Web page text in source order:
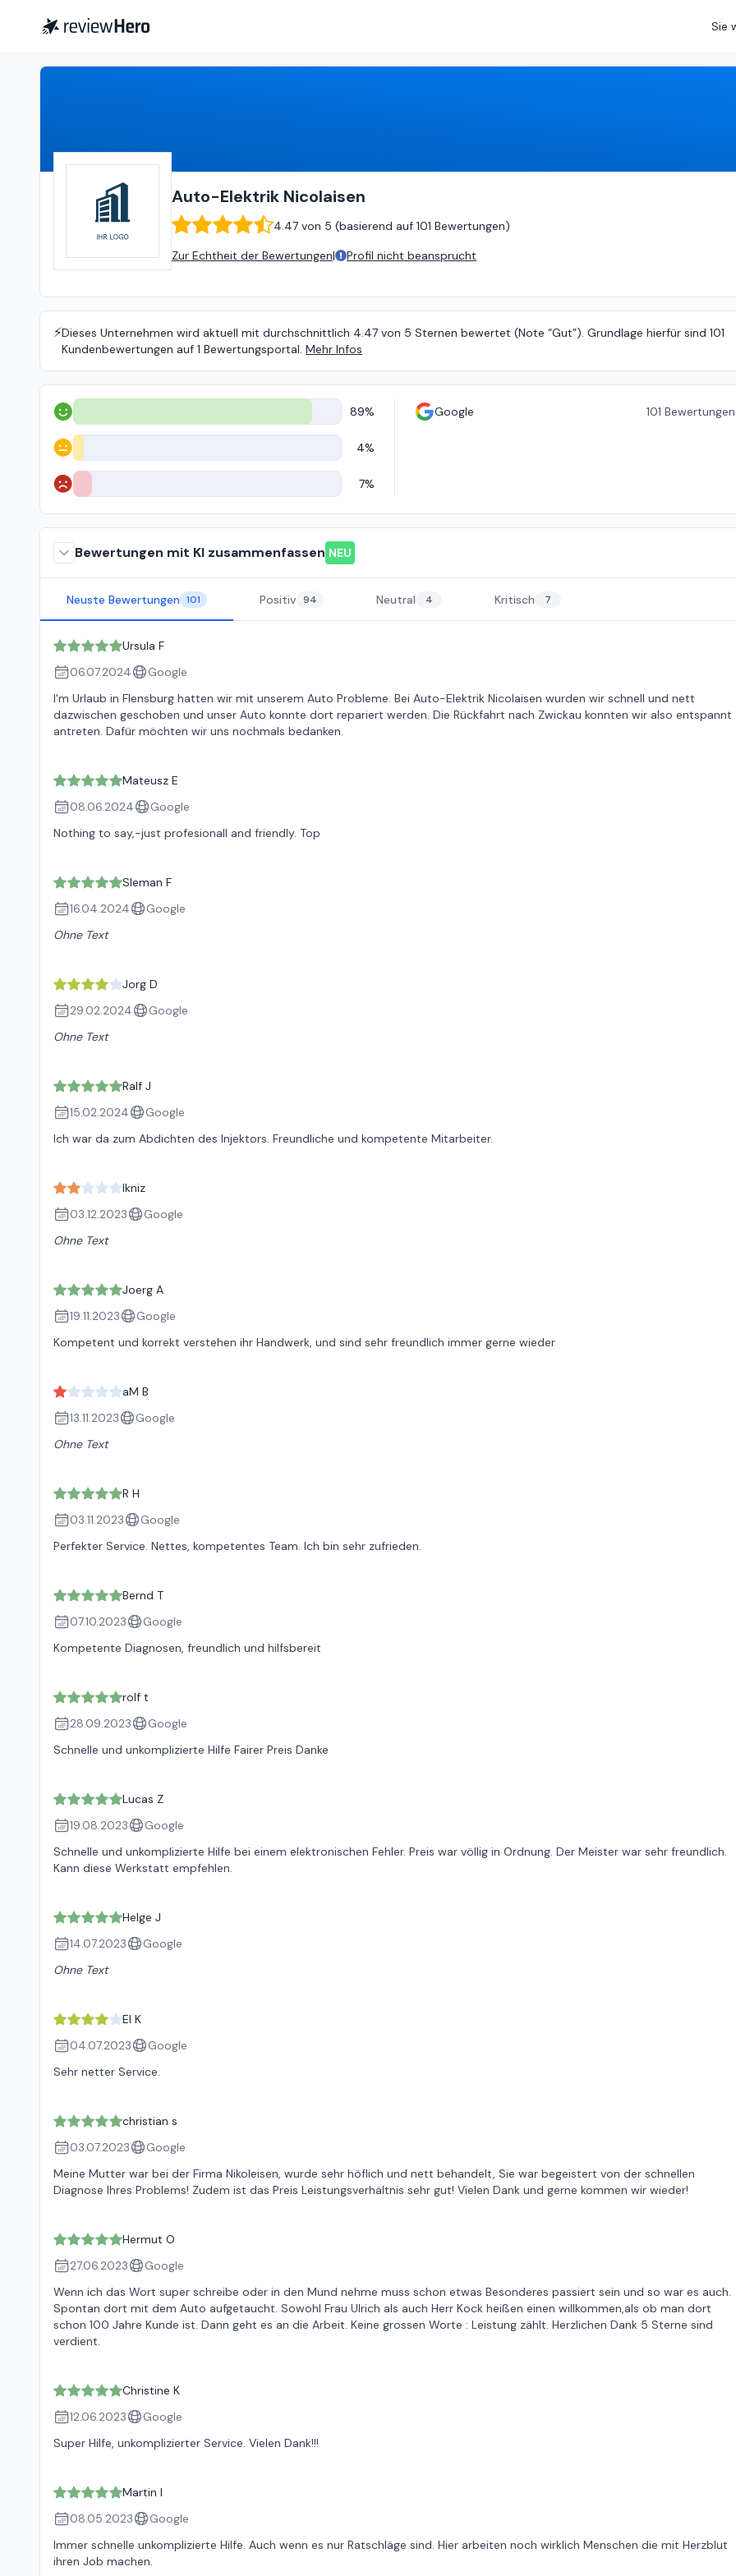
Sie
Auto-Elektrik Nicolaisen
4.47 von 5 (basierend auf 101 Bewertungen)
Zur Echtheit der Bewertungen| Profil nicht beansprucht
⚡️Dieses Unternehmen wird aktuell mit durchschnittlich 4.47 von 5 Sternen bewertet (Note “Gut”). Grundlage hierfür sind 101
Kundenbewertungen auf 1 Bewertungsportal. Mehr Infos
Positiv 89%
Neutral 4%
Negativ 7%
Google 101 Bewertungen
Bewertungen mit KI zusammenfassen NEU
Neuste Bewertungen 101 Positiv 94 Neutral 4 Kritisch 7
Ursula F
06.07.2024
Google
I'm Urlaub in Flensburg hatten wir mit unserem Auto Probleme. Bei Auto-Elektrik Nicolaisen wurden wir schnell und nett
dazwischen geschoben und unser Auto konnte dort repariert werden. Die Rückfahrt nach Zwickau konnten wir also entspannt
antreten. Dafür möchten wir uns nochmals bedanken.
Mateusz E
08.06.2024
Google
Nothing to say,-just profesionall and friendly. Top
Sleman F
16.04.2024
Google
Ohne Text
Jorg D
29.02.2024
Google
Ohne Text
Ralf J
15.02.2024
Google
Ich war da zum Abdichten des Injektors. Freundliche und kompetente Mitarbeiter.
Ikniz
03.12.2023
Google
Ohne Text
Joerg A
19.11.2023
Google
Kompetent und korrekt verstehen ihr Handwerk, und sind sehr freundlich immer gerne wieder
aM B
13.11.2023
Google
Ohne Text
R H
03.11.2023
Google
Perfekter Service. Nettes, kompetentes Team. Ich bin sehr zufrieden.
Bernd T
07.10.2023
Google
Kompetente Diagnosen, freundlich und hilfsbereit
rolf t
28.09.2023
Google
Schnelle und unkomplizierte Hilfe Fairer Preis Danke
Lucas Z
19.08.2023
Google
Schnelle und unkomplizierte Hilfe bei einem elektronischen Fehler. Preis war völlig in Ordnung. Der Meister war sehr freundlich.
Kann diese Werkstatt empfehlen.
Helge J
14.07.2023
Google
Ohne Text
El K
04.07.2023
Google
Sehr netter Service.
christian s
03.07.2023
Google
Meine Mutter war bei der Firma Nikoleisen, wurde sehr höflich und nett behandelt, Sie war begeistert von der schnellen
Diagnose Ihres Problems! Zudem ist das Preis Leistungsverhältnis sehr gut! Vielen Dank und gerne kommen wir wieder!
Hermut O
27.06.2023
Google
Wenn ich das Wort super schreibe oder in den Mund nehme muss schon etwas Besonderes passiert sein und so war es auch.
Spontan dort mit dem Auto aufgetaucht. Sowohl Frau Ulrich als auch Herr Kock heißen einen willkommen,als ob man dort
schon 100 Jahre Kunde ist. Dann geht es an die Arbeit. Keine grossen Worte : Leistung zählt. Herzlichen Dank 5 Sterne sind
verdient.
Christine K
12.06.2023
Google
Super Hilfe, unkomplizierter Service. Vielen Dank!!!
Martin I
08.05.2023
Google
Immer schnelle unkomplizierte Hilfe. Auch wenn es nur Ratschläge sind. Hier arbeiten noch wirklich Menschen die mit Herzblut
ihren Job machen.